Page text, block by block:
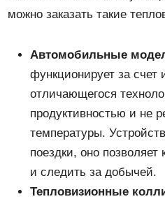
можно заказать такие
Автомобильные
функционирует за счет
отличающегося
продуктивностью и не
температуры.
поездки, оно позволяет
и следить за добычей.
Тепловизионные